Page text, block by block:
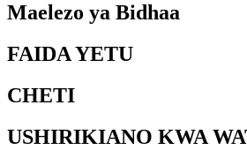
Maelezo ya Bidhaa
FAIDA YETU
CHETI
USHIRIKIANO KWA